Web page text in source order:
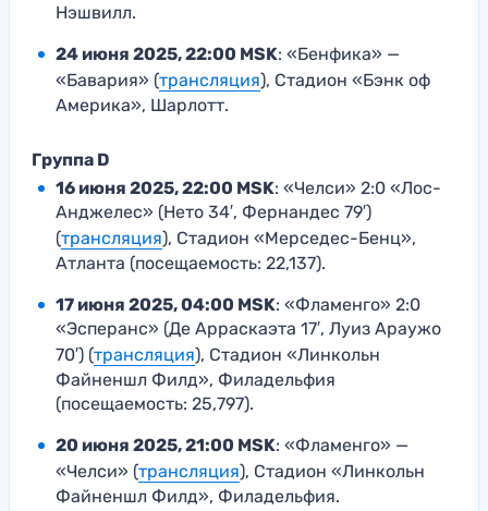
Нэшвилл.
24 июня 2025, 22:00 MSK: «Бенфика» —
«Бавария» (трансляция), Стадион «Бэнк оф
Америка», Шарлотт.
Группа D
16 июня 2025, 22:00 MSK: «Челси» 2:0 «Лос-
Анджелес» (Нето 34′, Фернандес 79′)
(трансляция), Стадион «Мерседес-Бенц»,
Атланта (посещаемость: 22,137).
17 июня 2025, 04:00 MSK: «Фламенго» 2:0
«Эсперанс» (Де Арраскаэта 17′, Луиз Араужо
70′) (трансляция), Стадион «Линкольн
Файненшл Филд», Филадельфия
(посещаемость: 25,797).
20 июня 2025, 21:00 MSK: «Фламенго» —
«Челси» (трансляция), Стадион «Линкольн
Файненшл Филд», Филадельфия.